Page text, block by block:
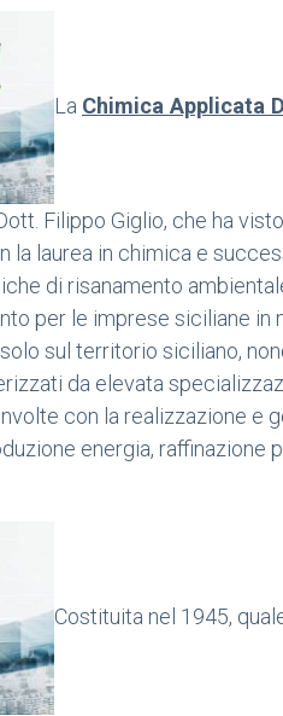
La Chimica Applicata
Filippo Giglio, che ha
la laurea in chimica e
di risanamento
per le imprese siciliane
sul territorio siciliano,
da elevata
con la realizzazione e
energia,
Costituita nel 1945,